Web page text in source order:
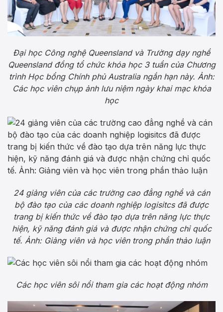
Đại học Công nghệ Queensland và Trường dạy nghề
Queensland đồng tổ chức khóa học 3 tuần của Chương
trình Học bổng Chính phủ Australia ngắn hạn này. Ảnh:
Các học viên chụp ảnh lưu niệm ngày khai mạc khóa
học
24 giảng viên của các trường cao đẳng nghề và cán
bộ đào tạo của các doanh nghiệp logisitcs đã được
trang bị kiến thức về đào tạo dựa trên năng lực thực
hiện, kỹ năng đánh giá và được nhận chứng chỉ quốc
tế. Ảnh: Giảng viên và học viên trong phần thảo luận
Các học viên sôi nổi tham gia các hoạt động nhóm